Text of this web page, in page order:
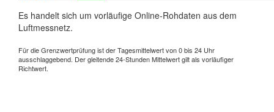
Es handelt sich um vorläufige Online-Rohdaten aus dem
Luftmessnetz.
Für die Grenzwertprüfung ist der Tagesmittelwert von 0 bis 24 Uhr
ausschlaggebend. Der gleitende 24-Stunden Mittelwert gilt als vorläufiger
Richtwert.